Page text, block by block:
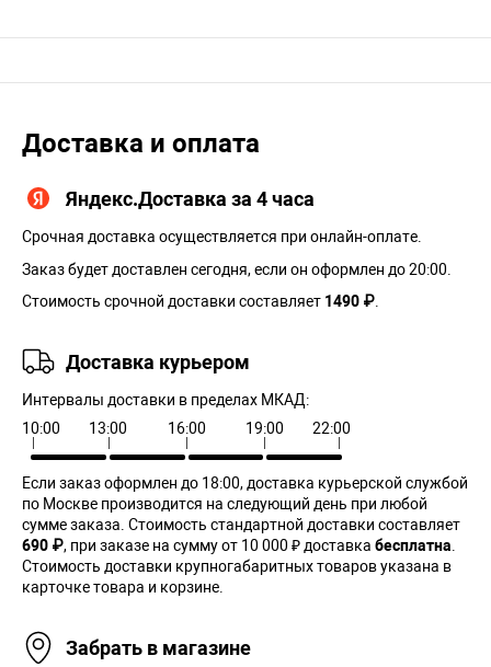
Доставка и оплата
Яндекс.Доставка за 4 часа
Срочная доставка осуществляется при онлайн-оплате.
Заказ будет доставлен сегодня, если он оформлен до 20:00.
Стоимость срочной доставки составляет 1490 ₽
Доставка курьером
Интервалы доставки в пределах МКАД:
10:00
13:00 16:00 19:00 22:00
Если заказ оформлен до 18:00, доставка курьерской службой
по Москве производится на следующий день при любой
сумме заказа. Cтоимость стандартной доставки составляет
690 ₽, при заказе на сумму от 10 000 ₽ доставка бесплатна
Стоимость доставки крупногабаритных товаров указана в
карточке товара и корзине.
Забрать в магазине